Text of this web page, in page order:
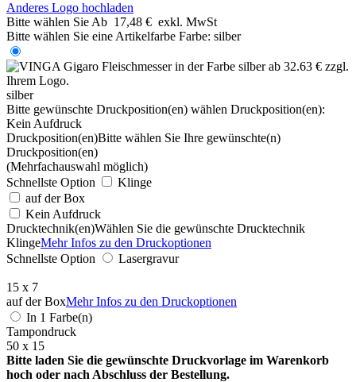
Anderes Logo hochladen
Bitte wählen Sie Ab 17,48 € exkl. MwSt
Bitte wählen Sie eine Artikelfarbe Farbe: silber
silber
Bitte gewünschte Druckposition(en) wählen Druckposition(en):
Kein Aufdruck
Druckposition(en)Bitte wählen Sie Ihre gewünschte(n)
Druckposition(en)
(Mehrfachauswahl möglich)
Schnellste Option
Klinge
auf der Box
Kein Aufdruck
Drucktechnik(en)Wählen Sie die gewünschte Drucktechnik
KlingeMehr Infos zu den Druckoptionen
Schnellste Option
Lasergravur
15 x 7
auf der BoxMehr Infos zu den Druckoptionen
In 1 Farbe(n)
Tampondruck
50 x 15
Bitte laden Sie die gewünschte Druckvorlage im Warenkorb
hoch oder nach Abschluss der Bestellung.